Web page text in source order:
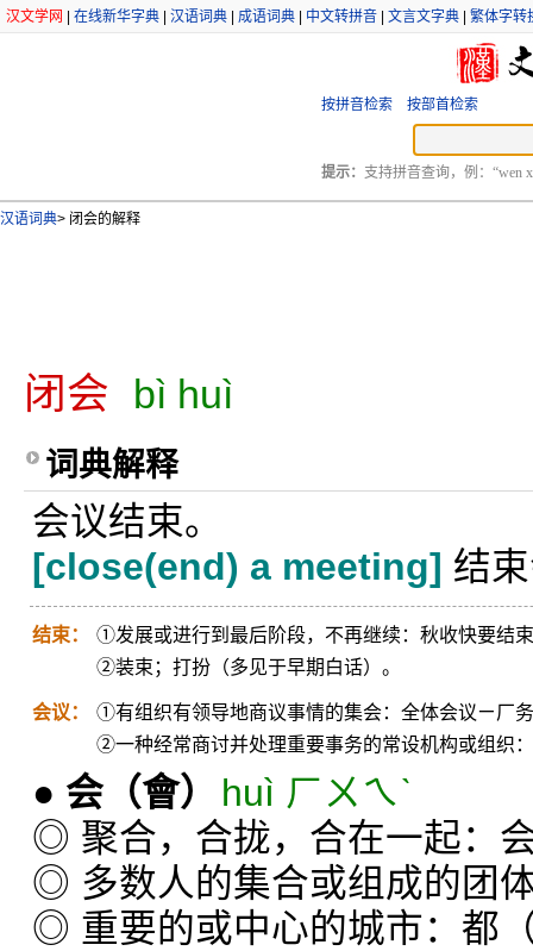
汉文学网 在线新华字典 汉语词典 成语词典 中文转拼音 文言文字典 繁体字转
按拼音检索 按部首检索
提示： 支持拼音查询，例：“wen
汉语词典> 闭会的解释
闭会 bì huì
词典解释
会议结束。
[close(end) a meeting] 结
结束：
①发展或进行到最后阶段，不再继续：秋收快要结
②装束；打扮（多见于早期白话）。
会议：
①有组织有领导地商议事情的集会：全体会议ㄧ厂
②一种经常商讨并处理重要事务的常设机构或组织
● 会（會）
huì ㄏㄨㄟˋ
◎ 聚合，合拢，合在一起：
◎ 多数人的集合或组成的团
◎ 重要的或中心的城市：都